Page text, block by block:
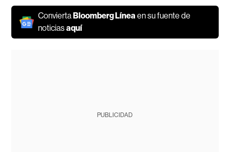
ConviertaBloomberg Líneaen su fuente de
noticiasaquí
PUBLICIDAD